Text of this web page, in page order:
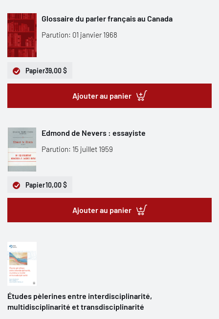
Glossaire du parler français au Canada
Parution: 01 janvier 1968
Papier39,00 $
Ajouter au panier
Edmond de Nevers : essayiste
Parution: 15 juillet 1959
Papier10,00 $
Ajouter au panier
Études pèlerines entre interdisciplinarité,
multidisciplinarité et transdisciplinarité